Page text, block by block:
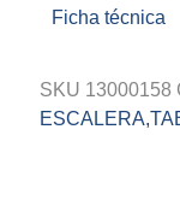
Ficha técnica
SKU 13000158